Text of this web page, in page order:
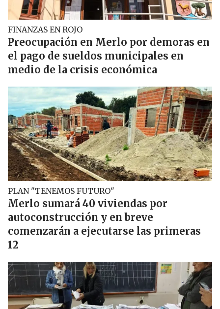
FINANZAS EN ROJO
Preocupación en Merlo por demoras en
el pago de sueldos municipales en
medio de la crisis económica
PLAN "TENEMOS FUTURO"
Merlo sumará 40 viviendas por
autoconstrucción y en breve
comenzarán a ejecutarse las primeras
12